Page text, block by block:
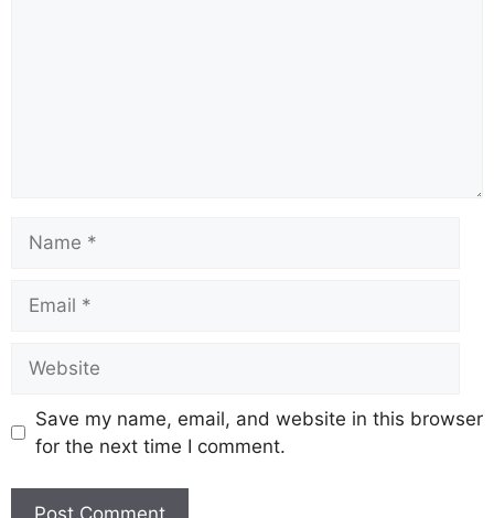
Save my name, email, and website in this browser
for the next time I comment.